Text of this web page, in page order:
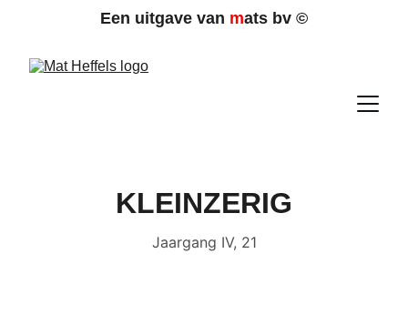
Een uitgave van mats bv ©
KLEINZERIG
Jaargang IV, 21